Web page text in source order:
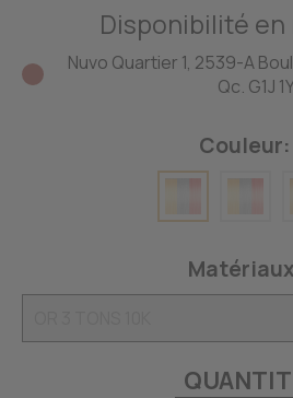
Disponibilité en
Nuvo Quartier 1, 2539-A
Qc. G1J
Couleur: